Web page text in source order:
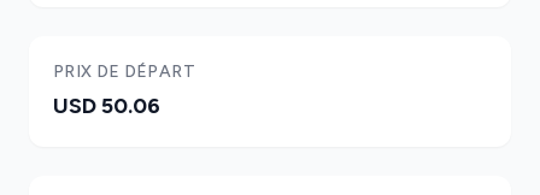
PRIX DE DÉPART
USD 50.06